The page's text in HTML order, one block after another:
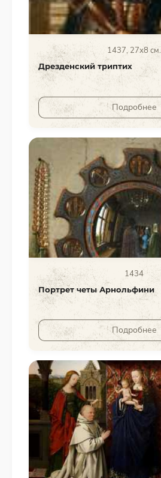
1437, 27х8 см.
Дрезденский триптих
Подробнее
1434
Портрет четы Арнольфини
Подробнее